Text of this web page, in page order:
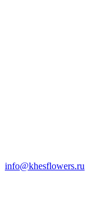
info@khesflowers.ru